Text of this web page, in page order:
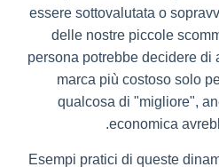
essere sottovalutata o
delle nostre piccole
persona potrebbe decidere di
marca più costoso solo
qualcosa di "migliore",
economica
Esempi pratici di queste